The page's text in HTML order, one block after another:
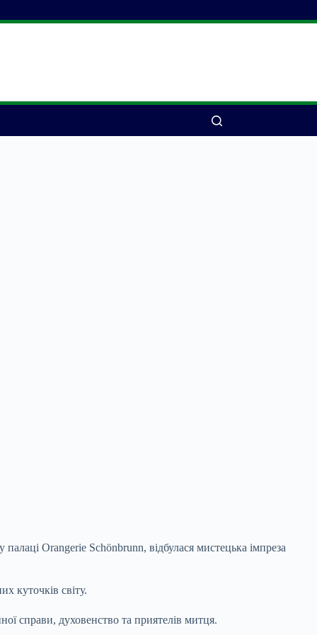
Orangerie Schönbrunn, відбулася мистецька імпреза
куточків світу.
справи, духовенство та приятелів митця.